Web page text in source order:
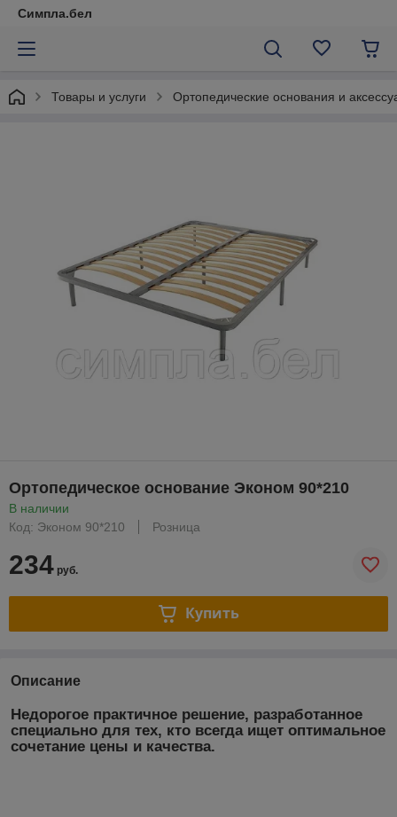
Симпла.бел
Товары и услуги Ортопедические основания и
Ортопедическое основание Эконом 90*210
В наличии
Код: Эконом 90*210
Розница
234 руб.
Купить
Описание
Недорогое практичное решение, разработанное
специально для тех, кто всегда ищет оптимальное
сочетание цены и качества.